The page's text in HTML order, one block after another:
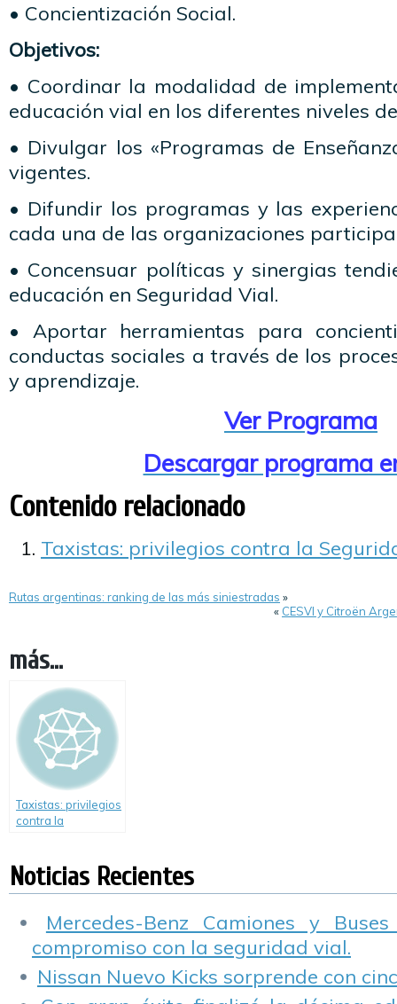
• Concientización Social.
Objetivos:
• Coordinar la modalidad de
educación vial en los diferentes niveles
• Divulgar los «Programas de
vigentes.
• Difundir los programas y las
cada una de las organizaciones
• Concensuar políticas y sinergias
educación en Seguridad Vial.
• Aportar herramientas para
conductas sociales a través de los
y aprendizaje.
Ver Programa
Descargar programa
Contenido relacionado
Taxistas: privilegios contra la
Rutas argentinas: ranking de las más siniestradas »
« CESVI y Citroën
más...
Taxistas: privilegios
contra la
Noticias Recientes
Mercedes-Benz Camiones y
compromiso con la seguridad vial.
Nissan Nuevo Kicks sorprende con